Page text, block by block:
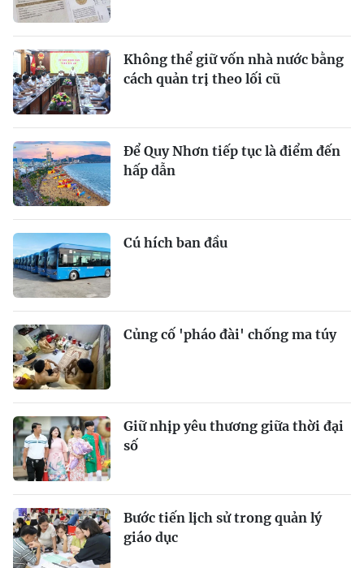
Không thể giữ vốn nhà nước bằng
cách quản trị theo lối cũ
Để Quy Nhơn tiếp tục là điểm đến
hấp dẫn
Cú hích ban đầu
Củng cố 'pháo đài' chống ma túy
Giữ nhịp yêu thương giữa thời đại
số
Bước tiến lịch sử trong quản lý
giáo dục